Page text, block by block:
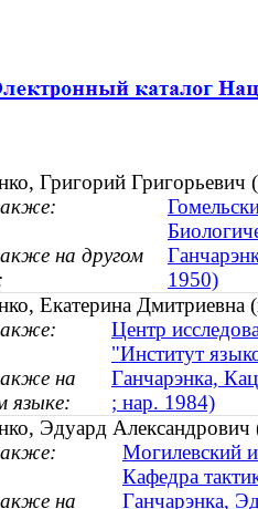
Григорий Григорьевич
на другом
1950)
Екатерина Дмитриевна
Центр
"Институт
на
языке:
Ганчарэнка,
; нар. 1984)
Эдуард Александрович
Могилевский
Кафедра
на
Ганчарэнка,